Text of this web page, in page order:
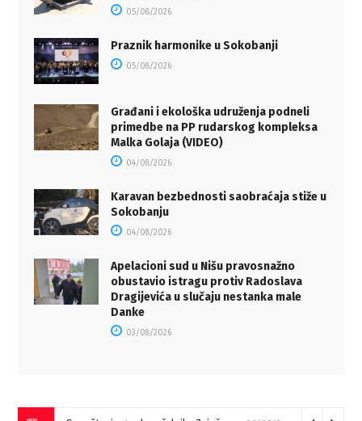
05/08/2026
Praznik harmonike u Sokobanji
05/08/2026
Građani i ekološka udruženja podneli
primedbe na PP rudarskog kompleksa
Malka Golaja (VIDEO)
04/08/2026
Karavan bezbednosti saobraćaja stiže u
Sokobanju
04/08/2026
Apelacioni sud u Nišu pravosnažno
obustavio istragu protiv Radoslava
Dragijevića u slučaju nestanka male
Danke
03/08/2026